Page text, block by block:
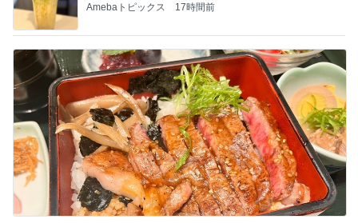
Amebaトピックス 17時間前